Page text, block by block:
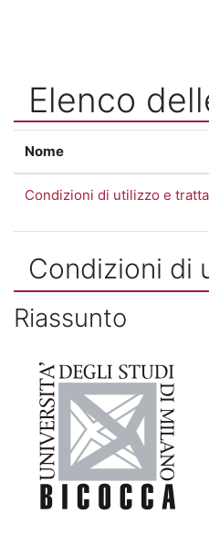
Elenco
Nome
Condizioni di utilizzo e
Condizioni di
Riassunto